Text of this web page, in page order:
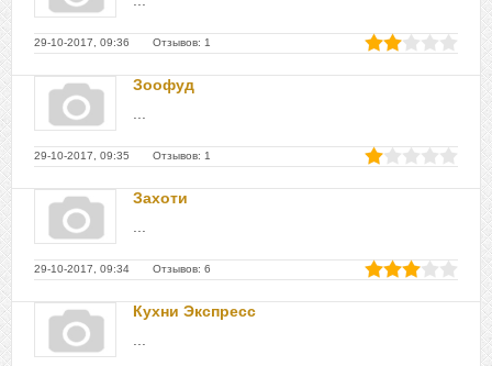
29-10-2017, 09:36 Отзывов: 1
Зоофуд
29-10-2017, 09:35 Отзывов: 1
Захоти
29-10-2017, 09:34 Отзывов: 6
Кухни Экспресс